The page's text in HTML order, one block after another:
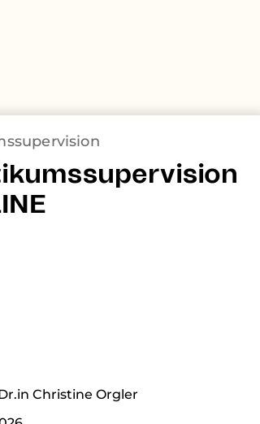
Christine Orgler